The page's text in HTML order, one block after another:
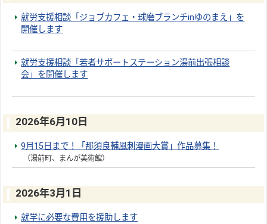
就労支援相談「ジョブカフェ・球磨ブランチinゆのまえ」を
開催します
就労支援相談「若者サポートステーション湯前出張相談
会」を開催します
2026年6月10日
9月15日まで！「那須良輔風刺漫画大賞」作品募集！
（湯前町、まんが美術館）
2026年3月1日
就学に必要な費用を援助します